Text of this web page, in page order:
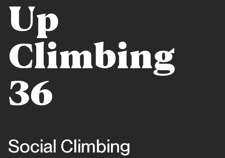
Andrea
Gennari
Daneri
ITW
Meridiani
Dalla carta all'etere
Up
Climbing
36
Social Climbing